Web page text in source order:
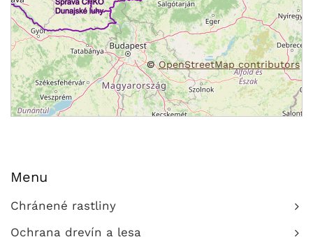
©OpenStreetMap contributors
Menu
Chránené rastliny
Ochrana drevín a lesa